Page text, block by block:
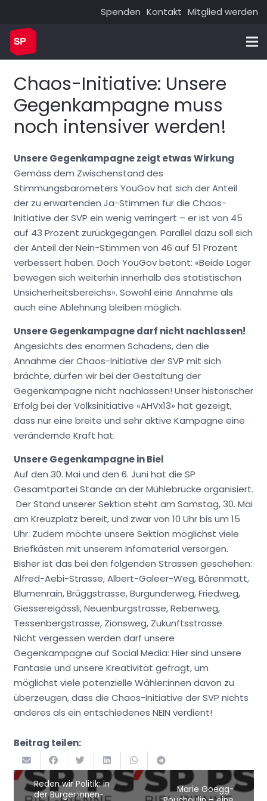
Spenden Kontakt Mitglied werden
Chaos-Initiative: Unsere
Gegenkampagne muss
noch intensiver werden!
Unsere Gegenkampagne zeigt etwas Wirkung
Gemäss dem Zwischenstand des
Stimmungsbarometers YouGov hat sich der Anteil
der zu erwartenden Ja-Stimmen für die Chaos-
Initiative der SVP ein wenig verringert – er ist von 45
auf 43 Prozent zurückgegangen. Parallel dazu soll sich
der Anteil der Nein-Stimmen von 46 auf 51 Prozent
verbessert haben. Doch YouGov betont: «Beide Lager
bewegen sich weiterhin innerhalb des statistischen
Unsicherheitsbereichs». Sowohl eine Annahme als
auch eine Ablehnung bleiben möglich.
Unsere Gegenkampagne darf nicht nachlassen!
Angesichts des enormen Schadens, den die
Annahme der Chaos-Initiative der SVP mit sich
brächte, dürfen wir bei der Gestaltung der
Gegenkampagne nicht nachlassen! Unser historischer
Erfolg bei der Volksinitiative «AHVx13» hat gezeigt,
dass nur eine breite und sehr aktive Kampagne eine
verändernde Kraft hat.
Unsere Gegenkampagne in Biel
Auf den 30. Mai und den 6. Juni hat die SP
Gesamtpartei Stände an der Mühlebrücke organisiert.
Der Stand unserer Sektion steht am Samstag, 30. Mai
am Kreuzplatz bereit, und zwar von 10 Uhr bis um 15
Uhr. Zudem möchte unsere Sektion möglichst viele
Briefkästen mit unserem Infomaterial versorgen.
Bisher ist das bei den folgenden Strassen geschehen:
Alfred-Aebi-Strasse, Albert-Galeer-Weg, Bärenmatt,
Blumenrain, Brüggstrasse, Burgunderweg, Friedweg,
Giessereigässli, Neuenburgstrasse, Rebenweg,
Tessenbergstrasse, Zionsweg, Zukunftsstrasse.
Nicht vergessen werden darf unsere
Gegenkampagne auf Social Media: Hier sind unsere
Fantasie und unsere Kreativität gefragt, um
möglichst viele potenzielle Wähler:innen davon zu
überzeugen, dass die Chaos-Initiative der SVP nichts
anderes als ein entschiedenes NEIN verdient!
Beitrag teilen:
Reden wir Politik: in
der Bürger:innen-
Marie Goegg-